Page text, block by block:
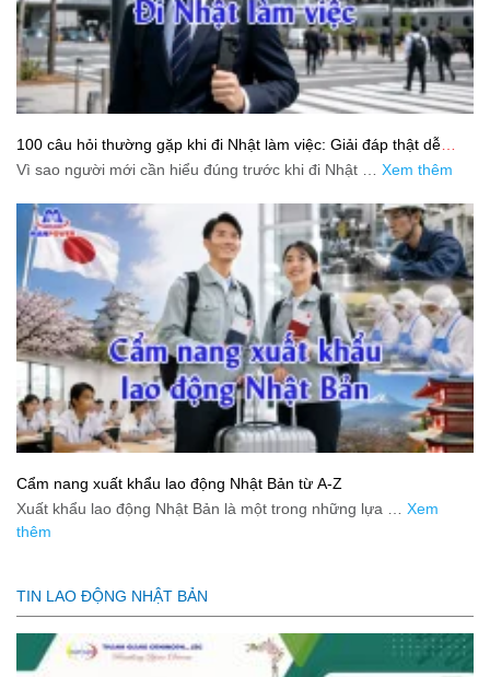
100 câu hỏi thường gặp khi đi Nhật làm việc: Giải đáp thật dễ
hiểu cho người mới bắt đầu
Vì sao người mới cần hiểu đúng trước khi đi Nhật … Xem thêm
Cẩm nang xuất khẩu lao động Nhật Bản từ A-Z
Xuất khẩu lao động Nhật Bản là một trong những lựa … Xem
thêm
TIN LAO ĐỘNG NHẬT BẢN